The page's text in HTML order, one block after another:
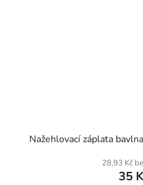
Nažehlovací záplata
28,93 Kč
35